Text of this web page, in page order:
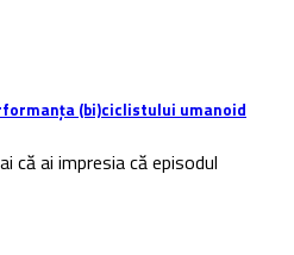
(bi)ciclistului umanoid
că ai impresia că episodul